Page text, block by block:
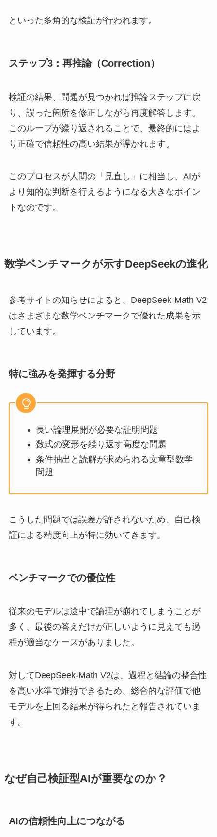
といった多角的な検証が行われます。
ステップ3：再推論（Correction）
検証の結果、問題が見つかれば推論ステップに戻
り、誤った箇所を修正しながら再度解答します。
このループが繰り返されることで、最終的にはよ
り正確で信頼性の高い結果が導かれます。
このプロセスが人間の「見直し」に相当し、AIが
より知的な判断を行えるようになる大きなポイン
トなのです。
数学ベンチマークが示すDeepSeekの進化
参考サイトの知らせによると、DeepSeek-Math V2
はさまざまな数学ベンチマークで優れた成果を示
しています。
特に強みを発揮する分野
長い論理展開が必要な証明問題
数式の変形を繰り返す高度な問題
条件抽出と読解が求められる文章型数学
問題
こうした問題では誤差が許されないため、自己検
証による精度向上が特に効いてきます。
ベンチマークでの優位性
従来のモデルは途中で論理が崩れてしまうことが
多く、最後の答えだけが正しいように見えても過
程が適当なケースがありました。
対してDeepSeek-Math V2は、過程と結論の整合性
を高い水準で維持できるため、総合的な評価で他
モデルを上回る結果が得られたと報告されていま
す。
なぜ自己検証型AIが重要なのか？
AIの信頼性向上につながる